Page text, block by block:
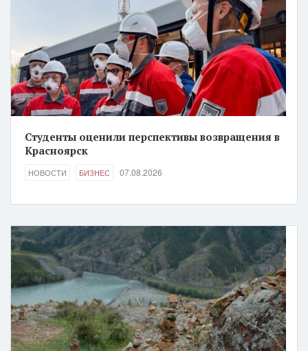
Студенты оценили перспективы возвращения в
Красноярск
НОВОСТИ БИЗНЕС 07.08.2026